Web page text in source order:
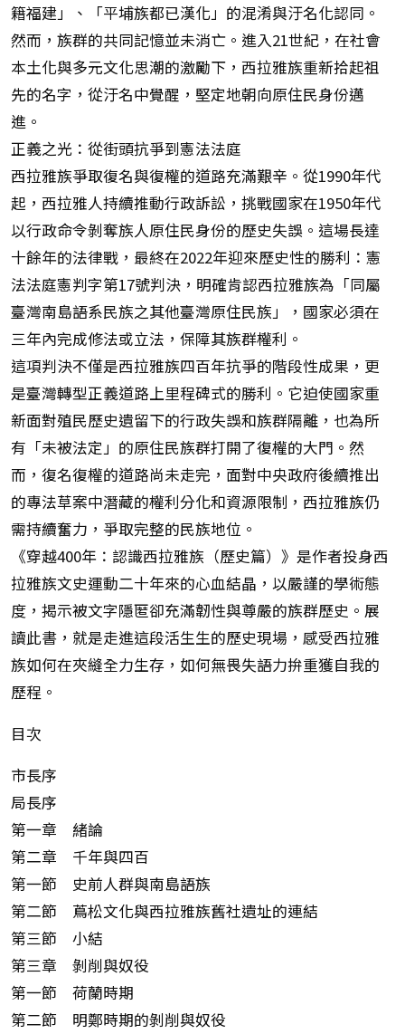
籍福建」、「平埔族都已漢化」的混淆與汙名化認同。
然而，族群的共同記憶並未消亡。進入21世紀，在社會
本土化與多元文化思潮的激勵下，西拉雅族重新拾起祖
先的名字，從汙名中覺醒，堅定地朝向原住民身份邁
進。
正義之光：從街頭抗爭到憲法法庭
西拉雅族爭取復名與復權的道路充滿艱辛。從1990年代
起，西拉雅人持續推動行政訴訟，挑戰國家在1950年代
以行政命令剝奪族人原住民身份的歷史失誤。這場長達
十餘年的法律戰，最終在2022年迎來歷史性的勝利：憲
法法庭憲判字第17號判決，明確肯認西拉雅族為「同屬
臺灣南島語系民族之其他臺灣原住民族」，國家必須在
三年內完成修法或立法，保障其族群權利。
這項判決不僅是西拉雅族四百年抗爭的階段性成果，更
是臺灣轉型正義道路上里程碑式的勝利。它迫使國家重
新面對殖民歷史遺留下的行政失誤和族群隔離，也為所
有「未被法定」的原住民族群打開了復權的大門。然
而，復名復權的道路尚未走完，面對中央政府後續推出
的專法草案中潛藏的權利分化和資源限制，西拉雅族仍
需持續奮力，爭取完整的民族地位。
《穿越400年：認識西拉雅族（歷史篇）》是作者投身西
拉雅族文史運動二十年來的心血結晶，以嚴謹的學術態
度，揭示被文字隱匿卻充滿韌性與尊嚴的族群歷史。展
讀此書，就是走進這段活生生的歷史現場，感受西拉雅
族如何在夾縫全力生存，如何無畏失語力拚重獲自我的
歷程。
目次
市長序
局長序
第一章 緒論
第二章 千年與四百
第一節 史前人群與南島語族
第二節 蔦松文化與西拉雅族舊社遺址的連結
第三節 小結
第三章 剝削與奴役
第一節 荷蘭時期
第二節 明鄭時期的剝削與奴役